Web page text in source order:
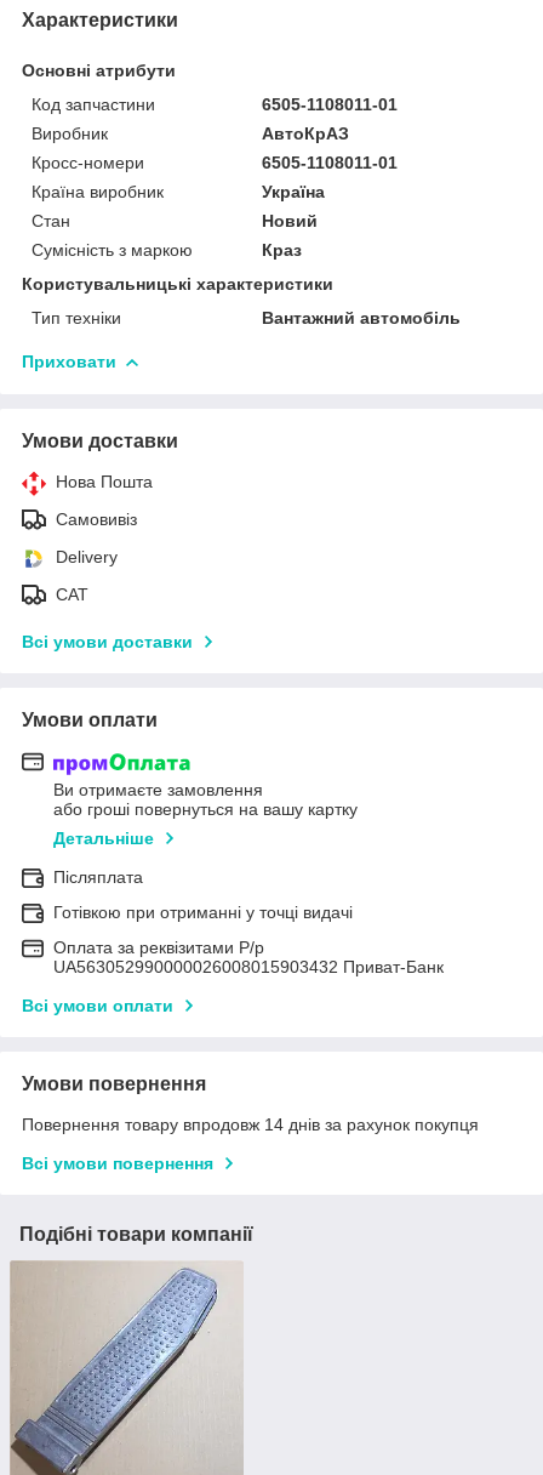
Характеристики
Основні атрибути
Код запчастини
6505-1108011-01
Виробник
АвтоКрАЗ
Кросс-номери
6505-1108011-01
Країна виробник
Україна
Стан
Новий
Сумісність з маркою
Краз
Користувальницькі характеристики
Тип техніки
Вантажний автомобіль
Приховати
Умови доставки
Нова Пошта
Самовивіз
Delivery
САТ
Всі умови доставки
Умови оплати
Ви отримаєте замовлення
або гроші повернуться на вашу картку
Детальніше
Післяплата
Готівкою при отриманні у точці видачі
Оплата за реквізитами Р/р
UA563052990000026008015903432 Приват-Банк
Всі умови оплати
Умови повернення
Повернення товару впродовж 14 днів за рахунок покупця
Всі умови повернення
Подібні товари компанії